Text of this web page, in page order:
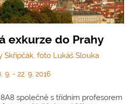
exkurze do Prahy
Skřipčák, foto Lukáš Slouka
9. - 22. 9. 2016
8A8 společně s třídním profesorem